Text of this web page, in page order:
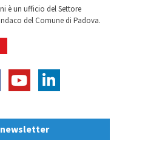
è un ufficio del Settore
del Comune di Padova.